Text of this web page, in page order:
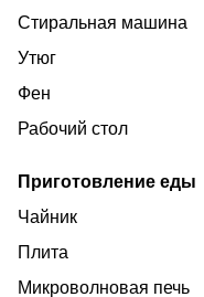
Стиральная машина
Утюг
Фен
Рабочий стол
Приготовление еды
Чайник
Плита
Микроволновая печь